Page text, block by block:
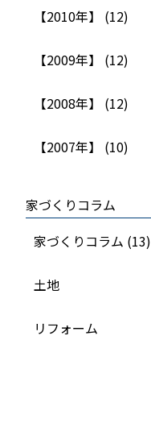
【2010年】 (12)
【2009年】 (12)
【2008年】 (12)
【2007年】 (10)
家づくりコラム
家づくりコラム (13)
土地
リフォーム